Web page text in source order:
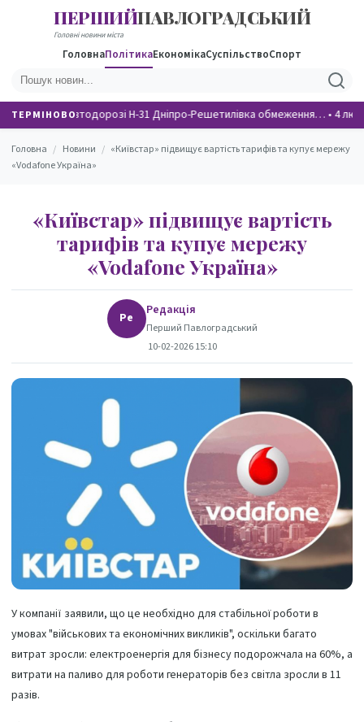
ПЕРШИЙПАВЛОГРАДСЬКИЙ
Головні новини міста
ГоловнаПолітикаЕкономікаСуспільствоСпорт
ТЕРМІНОВОНа автодорозі Н-31 Дніпро-Решетилівка обмеження… • 4
Головна / Новини / «Київстар» підвищує вартість тарифів та купує мережу
«Vodafone Україна»
«Київстар» підвищує вартість
тарифів та купує мережу
«Vodafone Україна»
Ре Редакція
Перший Павлоградський
10-02-2026 15:10
У компанії заявили, що це необхідно для стабільної роботи в
умовах "військових та економічних викликів", оскільки багато
витрат зросли: електроенергія для бізнесу подорожчала на 60%, а
витрати на паливо для роботи генераторів без світла зросли в 11
разів.